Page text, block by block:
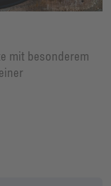
mit besonderem